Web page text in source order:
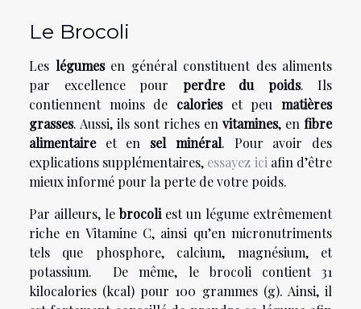
Le Brocoli
Les légumesen général constituent des aliments
par excellence pour perdre du poids. Ils
contiennent moins de calorieset peu matières
grasses. Aussi, ils sont riches en vitamines, en fibre
alimentaireet en sel minéral. Pour avoir des
explications supplémentaires, essayez ici afin d’être
mieux informé pour la perte de votre poids.
Par ailleurs, lebrocoli est un légume extrêmement
riche en Vitamine C, ainsi qu’en micronutriments
tels que phosphore, calcium, magnésium, et
potassium. De même, le brocoli contient 31
kilocalories (kcal) pour 100 grammes (g). Ainsi, il